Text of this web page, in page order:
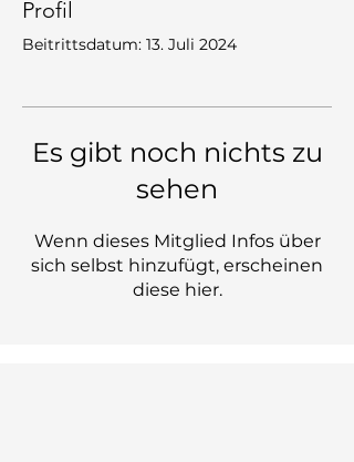
Profil
Beitrittsdatum: 13. Juli 2024
Es gibt noch nichts zu
sehen
Wenn dieses Mitglied Infos über
sich selbst hinzufügt, erscheinen
diese hier.